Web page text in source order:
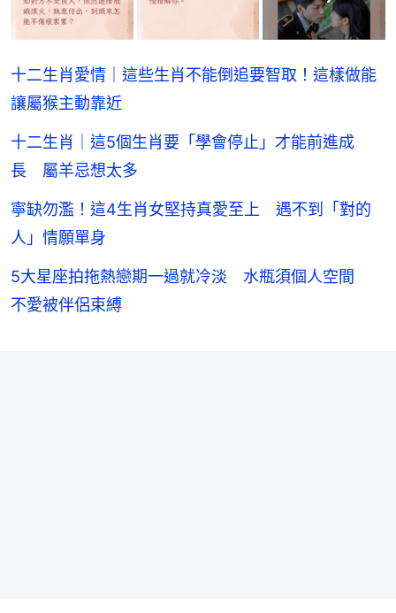
十二生肖愛情｜這些生肖不能倒追要智取！這樣做能
讓屬猴主動靠近
十二生肖｜這5個生肖要「學會停止」才能前進成
長 屬羊忌想太多
寧缺勿濫！這4生肖女堅持真愛至上 遇不到「對的
人」情願單身
5大星座拍拖熱戀期一過就冷淡 水瓶須個人空間
不愛被伴侶束縛